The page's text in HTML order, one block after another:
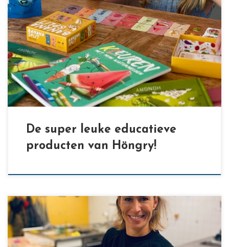
[…]
De super leuke educatieve
producten van Höngry!